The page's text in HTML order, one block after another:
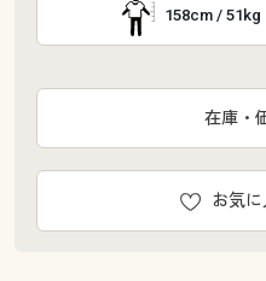
158cm / 51kg
お気
在庫・